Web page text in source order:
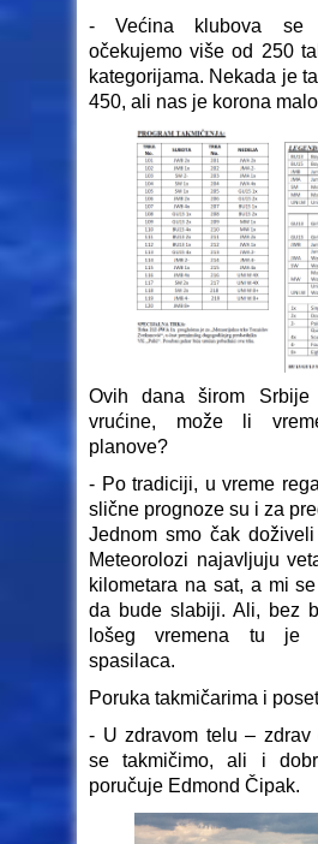
- Većina klubova se
očekujemo više od 250
kategorijama. Nekada je
450, ali nas je korona
Ovih dana širom Srbije
vrućine, može li
planove?
- Po tradiciji, u vreme
slične prognoze su i za
Jednom smo čak
Meteorolozi najavljuju
kilometara na sat, a mi
da bude slabiji. Ali, bez
lošeg vremena tu
spasilaca.
Poruka takmičarima i
- U zdravom telu – zdrav
se takmičimo, ali i
poručuje Edmond Čipak.